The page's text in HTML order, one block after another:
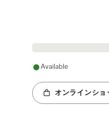
Available
オンラインショ